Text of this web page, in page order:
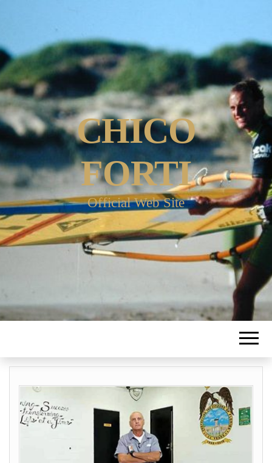
CHICO
FORTI
Official Web Site